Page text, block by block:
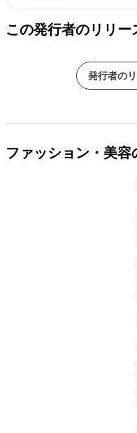
この発行者のリリー
発行者の
ファッション・美容